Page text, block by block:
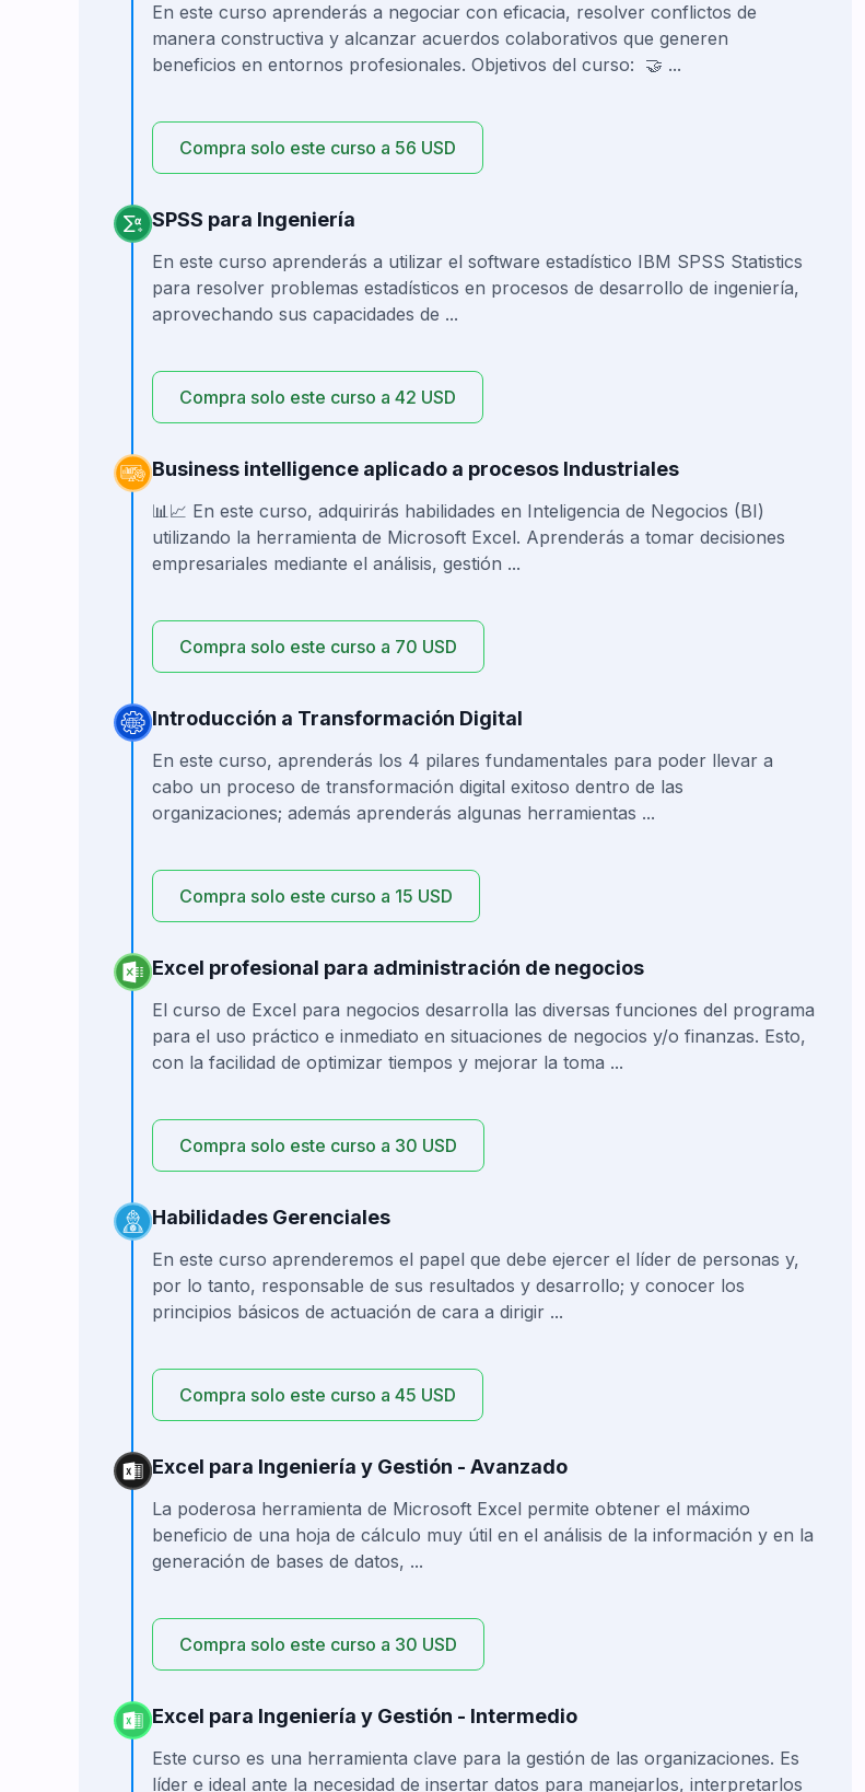
En este curso aprenderás a negociar con eficacia, resolver conflictos de
manera constructiva y alcanzar acuerdos colaborativos que generen
beneficios en entornos profesionales. Objetivos del curso: 🤝 ...
Compra solo este curso a 56 USD
SPSS para Ingeniería
En este curso aprenderás a utilizar el software estadístico IBM SPSS Statistics
para resolver problemas estadísticos en procesos de desarrollo de ingeniería,
aprovechando sus capacidades de ...
Compra solo este curso a 42 USD
Business intelligence aplicado a procesos Industriales
📊📈 En este curso, adquirirás habilidades en Inteligencia de Negocios (BI)
utilizando la herramienta de Microsoft Excel. Aprenderás a tomar decisiones
empresariales mediante el análisis, gestión ...
Compra solo este curso a 70 USD
Introducción a Transformación Digital
En este curso, aprenderás los 4 pilares fundamentales para poder llevar a
cabo un proceso de transformación digital exitoso dentro de las
organizaciones; además aprenderás algunas herramientas ...
Compra solo este curso a 15 USD
Excel profesional para administración de negocios
El curso de Excel para negocios desarrolla las diversas funciones del programa
para el uso práctico e inmediato en situaciones de negocios y/o finanzas. Esto,
con la facilidad de optimizar tiempos y mejorar la toma ...
Compra solo este curso a 30 USD
Habilidades Gerenciales
En este curso aprenderemos el papel que debe ejercer el líder de personas y,
por lo tanto, responsable de sus resultados y desarrollo; y conocer los
principios básicos de actuación de cara a dirigir ...
Compra solo este curso a 45 USD
Excel para Ingeniería y Gestión - Avanzado
La poderosa herramienta de Microsoft Excel permite obtener el máximo
beneficio de una hoja de cálculo muy útil en el análisis de la información y en la
generación de bases de datos, ...
Compra solo este curso a 30 USD
Excel para Ingeniería y Gestión - Intermedio
Este curso es una herramienta clave para la gestión de las organizaciones. Es
líder e ideal ante la necesidad de insertar datos para manejarlos, interpretarlos